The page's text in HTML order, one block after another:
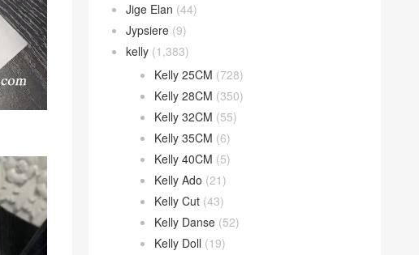
Jige Elan (44)
Jypsiere (9)
kelly (1,383)
Kelly 25CM (728)
Kelly 28CM (350)
Kelly 32CM (55)
Kelly 35CM (6)
Kelly 40CM (5)
Kelly Ado (21)
Kelly Cut (43)
Kelly Danse (52)
Kelly Doll (19)